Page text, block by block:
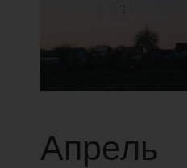
3
Апрель